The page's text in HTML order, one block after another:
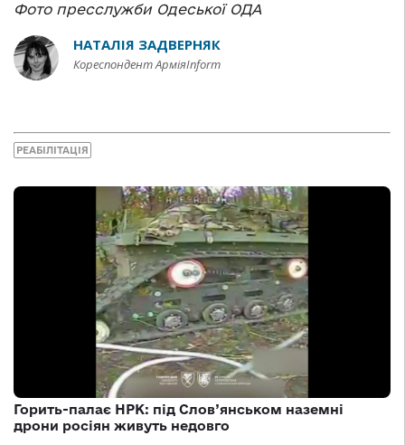
Фото пресслужби Одеської ОДА
НАТАЛІЯ ЗАДВЕРНЯК
Кореспондент АрміяInform
РЕАБІЛІТАЦІЯ
Горить-палає НРК: під Слов’янськом наземні
дрони росіян живуть недовго